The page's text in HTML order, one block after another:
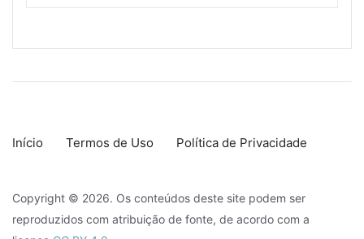
Início Termos de Uso Política de Privacidade
Copyright © 2026. Os conteúdos deste site podem ser
reproduzidos com atribuição de fonte, de acordo com a